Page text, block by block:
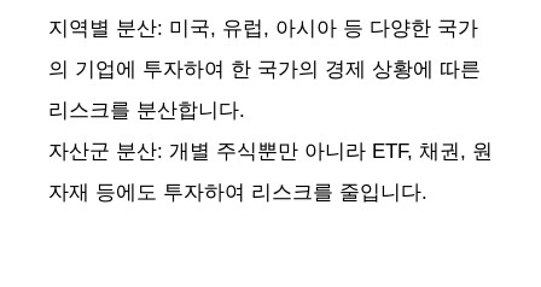
지역별 분산: 미국, 유럽, 아시아 등 다양한 국가
의 기업에 투자하여 한 국가의 경제 상황에 따른
리스크를 분산합니다.
자산군 분산: 개별 주식뿐만 아니라 ETF, 채권, 원
자재 등에도 투자하여 리스크를 줄입니다.